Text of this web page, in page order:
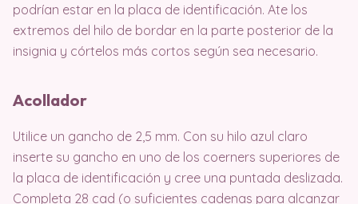
podrían estar en la placa de identificación. Ate los
extremos del hilo de bordar en la parte posterior de la
insignia y córtelos más cortos según sea necesario.
Acollador
Utilice un gancho de 2,5 mm. Con su hilo azul claro
inserte su gancho en uno de los coerners superiores de
la placa de identificación y cree una puntada deslizada.
Completa 28 cad (o suficientes cadenas para alcanzar